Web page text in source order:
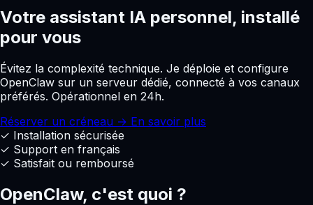
Votre assistant IA personnel, installé
pour vous
Évitez la complexité technique. Je déploie et configure
OpenClaw sur un serveur dédié, connecté à vos canaux
préférés. Opérationnel en 24h.
Réserver un créneau → En savoir plus
✓ Installation sécurisée
✓ Support en français
✓ Satisfait ou remboursé
OpenClaw, c'est quoi ?